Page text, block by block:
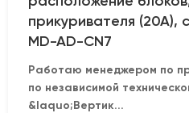
прикуривателя (20А),
MD-AD-CN7
Работаю менеджером по
по независимой
&laquo;Вертик...